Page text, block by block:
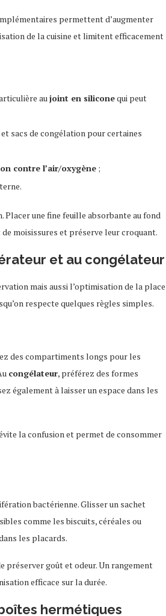
permettent d’augmenter
de la cuisine et limitent efficacement
aujoint en siliconequi peut
et sacs de congélation pour certaines
contre l’air/oxygène ;
une fine feuille absorbante au fond
moisissures et préserve leur croquant.
et au congélateur
mais aussi l’optimisation de la place
respecte quelques règles simples.
des compartiments longs pour les
congélateur, préférez des formes
également à laisser un espace dans les
la confusion et permet de consommer
bactérienne. Glisser un sachet
comme les biscuits, céréales ou
les placards.
préserver goût et odeur. Un rangement
efficace sur la durée.
hermétiques